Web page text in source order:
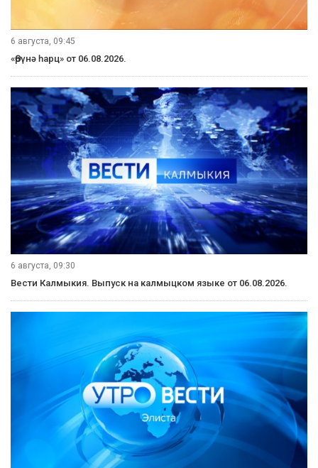
6 августа, 09:45
«Өрүнә һарц» от 06.08.2026.
6 августа, 09:30
Вести Калмыкия. Выпуск на калмыцком языке от 06.08.2026.